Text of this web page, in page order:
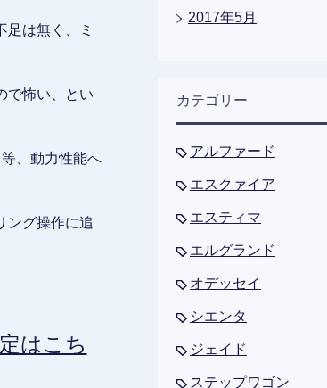
は無く、ミ
で怖い、とい
、動力性能へ
ング操作に追
はこち
2017年5月
カテゴリー
アルファード
エスクァイア
エスティマ
エルグランド
オデッセイ
シエンタ
ジェイド
ステップワゴン